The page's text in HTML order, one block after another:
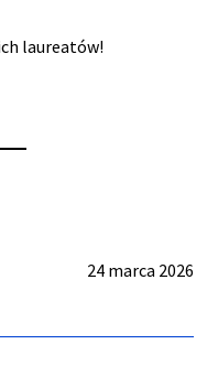
laureatów!
24 marca 2026